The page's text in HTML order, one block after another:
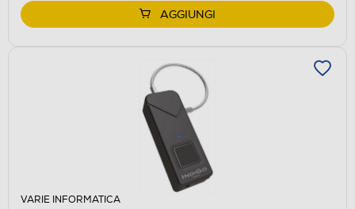
AGGIUNGI
VARIE INFORMATICA